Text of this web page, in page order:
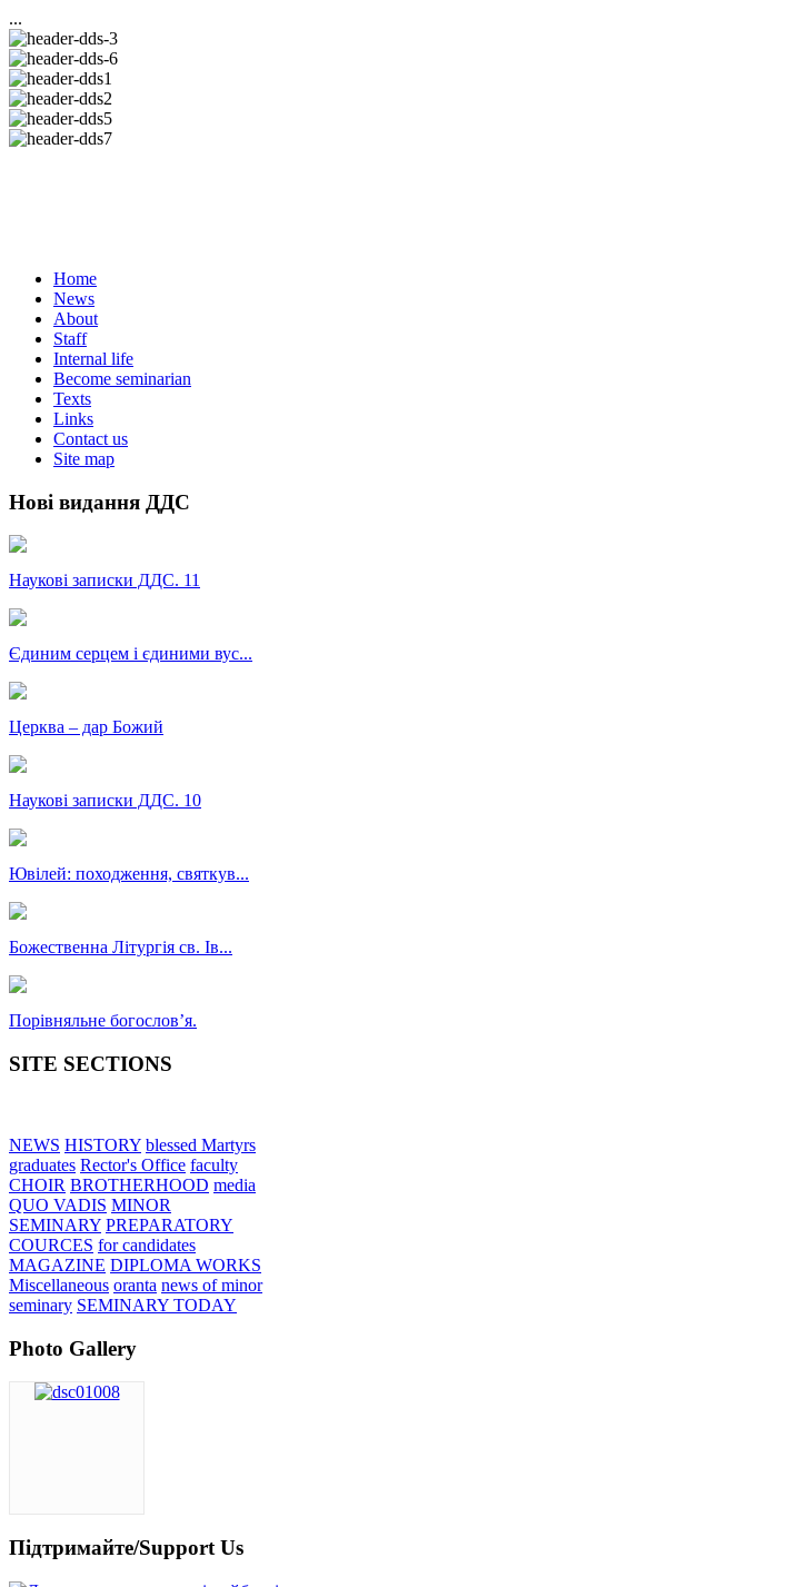
...
Home
News
About
Staff
Internal life
Become seminarian
Texts
Links
Contact us
Site map
Нові видання ДДС
Наукові записки ДДС. 11
Єдиним серцем і єдиними вус...
Церква – дар Божий
Наукові записки ДДС. 10
Ювілей: походження, святкув...
Божественна Літургія св. Ів...
Порівняльне богословʼя.
SITE SECTIONS
NEWS HISTORY blessed Martyrs
graduates Rector's Office faculty
CHOIR BROTHERHOOD media
QUO VADIS MINOR
SEMINARY PREPARATORY
COURCES for candidates
MAGAZINE DIPLOMA WORKS
Miscellaneous oranta news of minor
seminary SEMINARY TODAY
Photo Gallery
Підтримайте/Support Us